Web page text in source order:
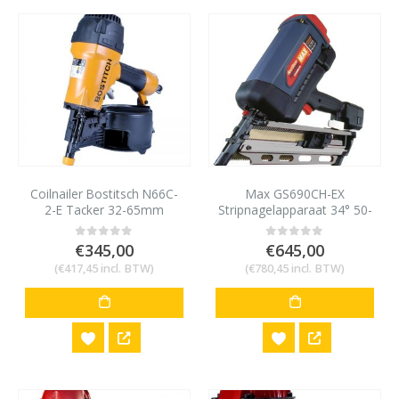
Coilnailer Bostitsch N66C-
2-E Tacker 32-65mm
0out of 5
€345,00
(€417,45 incl. BTW)
Max GS690CH-EX
Stripnagelapparaat 34° 50-
90mm op gas
0out of 5
€645,00
(€780,45 incl. BTW)